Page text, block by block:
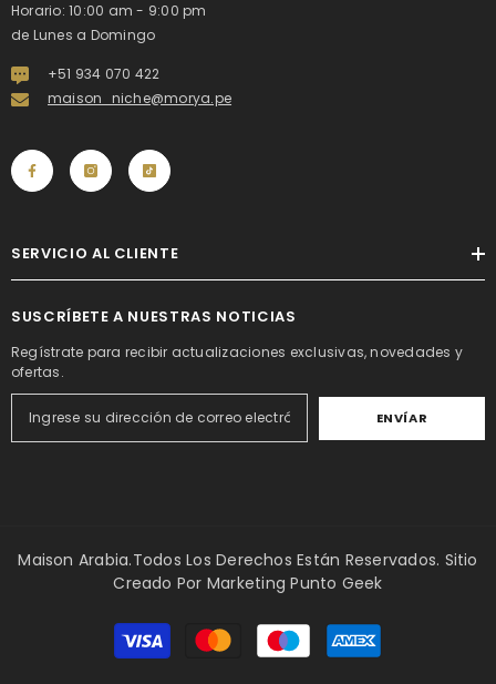
Horario: 10:00 am - 9:00 pm
de Lunes a Domingo
+51 934 070 422
maison_niche@morya.pe
SERVICIO AL CLIENTE
SUSCRÍBETE A NUESTRAS NOTICIAS
Regístrate para recibir actualizaciones exclusivas, novedades y
ofertas.
ENVÍAR
Maison Arabia.Todos Los Derechos Están Reservados. Sitio
Creado Por Marketing Punto Geek
Métodos